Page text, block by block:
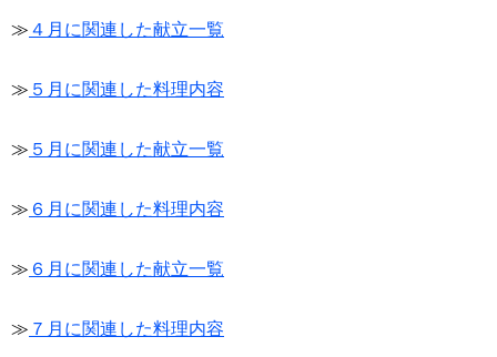
≫ ４月に関連した献立一覧
≫ ５月に関連した料理内容
≫ ５月に関連した献立一覧
≫ ６月に関連した料理内容
≫ ６月に関連した献立一覧
≫ ７月に関連した料理内容